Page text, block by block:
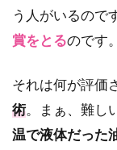
う人がいるので
賞をとるのです。
それは何が評価
術。まぁ、難し
温で液体だった